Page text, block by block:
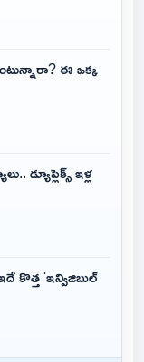
ఈ ఒక్క
డ్యూప్లెక్స్ ఇళ్ల
కొత్త 'ఇన్విజిబుల్